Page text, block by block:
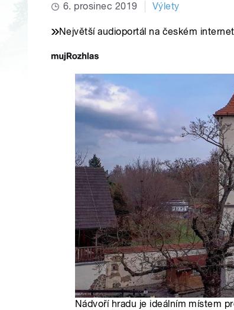
6. prosinec 2019 Výlety
Největší audioportál na českém
Nádvoří hradu je ideálním místem